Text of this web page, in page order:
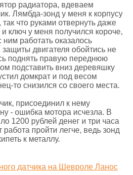
радиатора, вдеваем
Лямбда-зонд у меня к корпусу
что руками отвернуть даже
и ключ у меня получился короче,
ним работать оказалось
двигателя обойтись не
поднять правую переднюю
подставить вниз деревяшку
домкрат и под весом
то снизился со своего места.
присоединил к нему
- ошибка мотора исчезла. В
1200 рублей денег и три часа
пройти легче, ведь зонд
к металлу.